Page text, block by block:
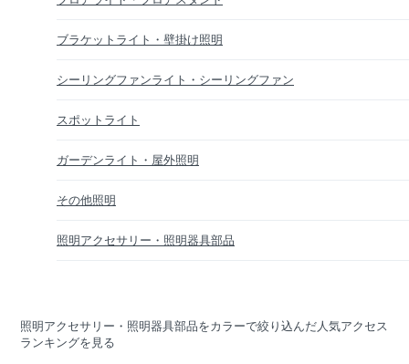
ブラケットライト・壁掛け照明
シーリングファンライト・シーリングファン
スポットライト
ガーデンライト・屋外照明
その他照明
照明アクセサリー・照明器具部品
照明アクセサリー・照明器具部品をカラーで絞り込んだ人気アクセス
ランキングを見る